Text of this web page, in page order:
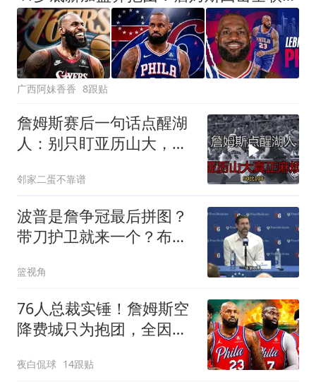
广西阿妹香香 8跟贴
詹姆斯赛后一句话点醒湖
人：别只盯亚历山大，真
邻家二蛋不靠谱
波普是詹争冠最后拼图？
带刀护卫就来一个？布朗
篮视角
76人总裁实锤！詹姆斯空
降费城只为抱团，全因球
夜白侃球 14跟贴